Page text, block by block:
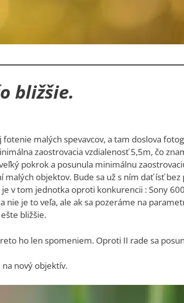
bližšie.
malých spevavcov, a tam doslova
zaostrovacia vzdialenosť 5,5m, čo
pokrok a posunula minimálnu
objektov. Bude sa už s ním dať ísť bez
v tom jednotka oproti konkurencii : Sony
je to veľa, ale ak sa pozeráme na
bližšie.
ho len spomeniem. Oproti II rade sa
nový objektív.